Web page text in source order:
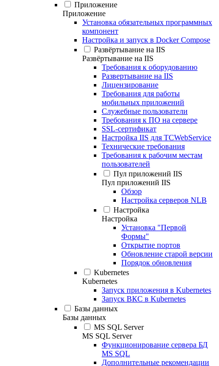
Приложение
Приложение
Установка обязательных программных
компонент
Настройка и запуск в Docker Compose
Развёртывание на IIS
Развёртывание на IIS
Требования к оборудованию
Развертывание на IIS
Лицензирование
Требования для работы
мобильных приложений
Служебные пользователи
Требования к ПО на сервере
SSL-сертификат
Настройка IIS для TCWebService
Технические требования
Требования к рабочим местам
пользователей
Пул приложений IIS
Пул приложений IIS
Обзор
Настройка серверов NLB
Настройка
Настройка
Установка "Первой
Формы"
Открытие портов
Обновление старой версии
Порядок обновления
Kubernetes
Kubernetes
Запуск приложения в Kubernetes
Запуск ВКС в Kubernetes
Базы данных
Базы данных
MS SQL Server
MS SQL Server
Функционирование сервера БД
MS SQL
Дополнительные рекомендации